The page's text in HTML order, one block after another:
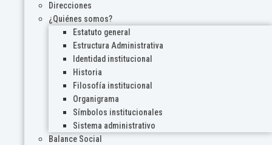
Direcciones
¿Quiénes somos?
Estatuto general
Estructura Administrativa
Identidad institucional
Historia
Filosofía institucional
Organigrama
Símbolos institucionales
Sistema administrativo
Balance Social